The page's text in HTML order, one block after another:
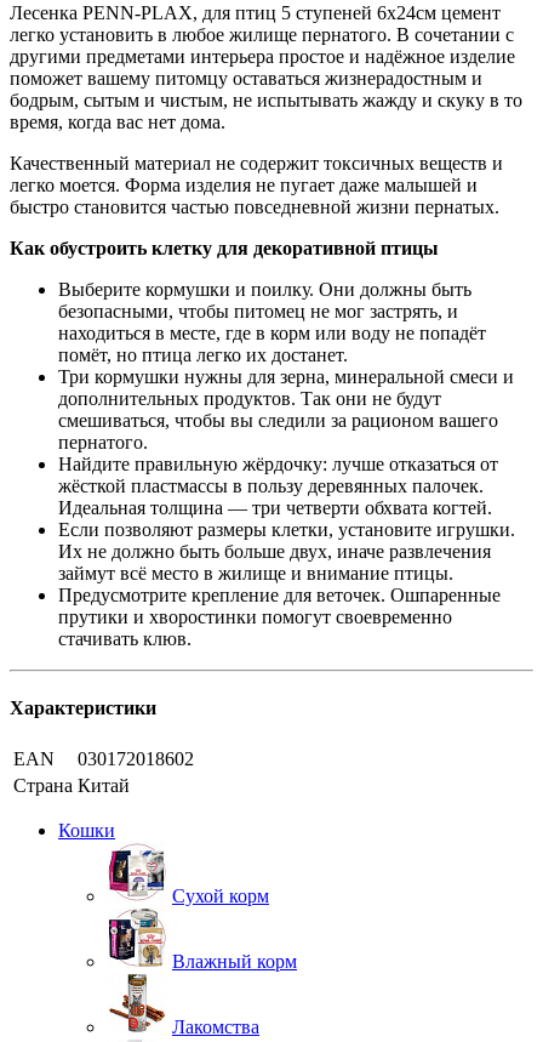
Лесенка PENN-PLAX, для птиц 5 ступеней 6х24см цемент
легко установить в любое жилище пернатого. В сочетании с
другими предметами интерьера простое и надёжное изделие
поможет вашему питомцу оставаться жизнерадостным и
бодрым, сытым и чистым, не испытывать жажду и скуку в то
время, когда вас нет дома.
Качественный материал не содержит токсичных веществ и
легко моется. Форма изделия не пугает даже малышей и
быстро становится частью повседневной жизни пернатых.
Как обустроить клетку для декоративной птицы
Выберите кормушки и поилку. Они должны быть
безопасными, чтобы питомец не мог застрять, и
находиться в месте, где в корм или воду не попадёт
помёт, но птица легко их достанет.
Три кормушки нужны для зерна, минеральной смеси и
дополнительных продуктов. Так они не будут
смешиваться, чтобы вы следили за рационом вашего
пернатого.
Найдите правильную жёрдочку: лучше отказаться от
жёсткой пластмассы в пользу деревянных палочек.
Идеальная толщина — три четверти обхвата когтей.
Если позволяют размеры клетки, установите игрушки.
Их не должно быть больше двух, иначе развлечения
займут всё место в жилище и внимание птицы.
Предусмотрите крепление для веточек. Ошпаренные
прутики и хворостинки помогут своевременно
стачивать клюв.
Характеристики
EAN
030172018602
Страна Китай
Кошки
Сухой корм
Влажный корм
Лакомства